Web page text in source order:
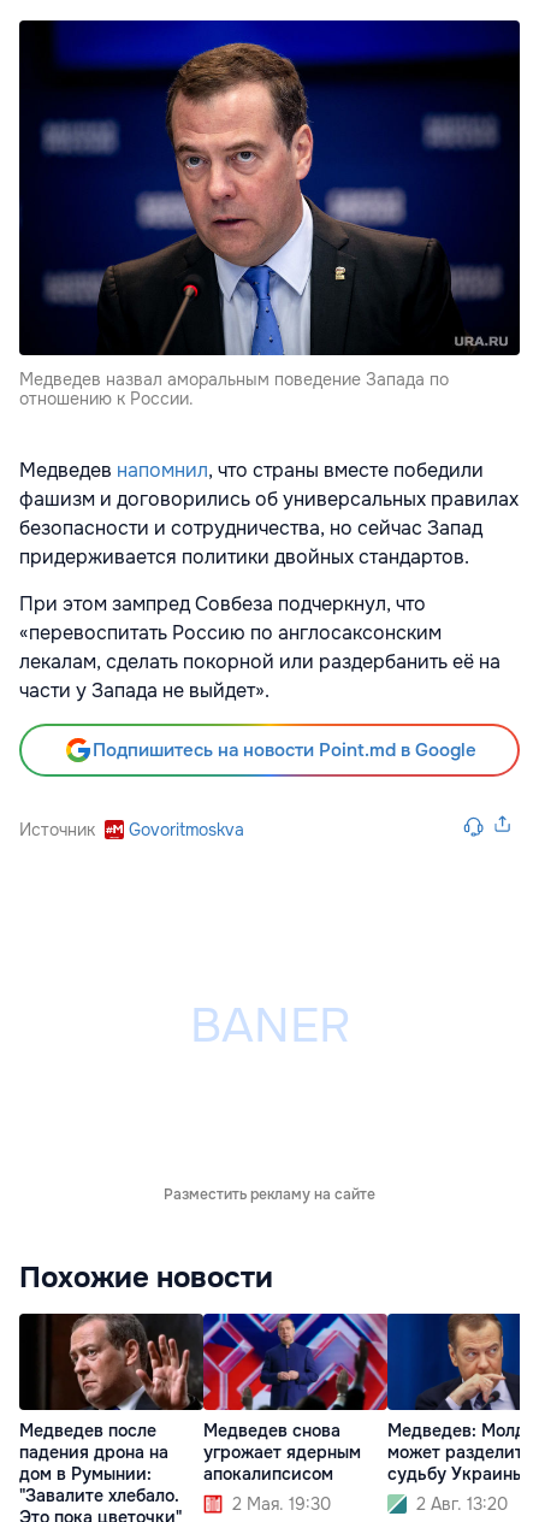
Медведев назвал аморальным поведение Запада по
отношению к России.
Медведев напомнил, что страны вместе победили
фашизм и договорились об универсальных правилах
безопасности и сотрудничества, но сейчас Запад
придерживается политики двойных стандартов.
При этом зампред Совбеза подчеркнул, что
«перевоспитать Россию по англосаксонским
лекалам, сделать покорной или раздербанить её на
части у Запада не выйдет».
Подпишитесь на новости Point.md в Google
Источник Govoritmoskva
Разместить рекламу на сайте
Похожие новости
Медведев после
падения дрона на
дом в Румынии:
"Завалите хлебало.
Это пока цветочки"
Медведев снова
угрожает ядерным
апокалипсисом
2 Мая. 19:30
Медведев:
может разделить
судьбу Украины
2 Авг. 13:20